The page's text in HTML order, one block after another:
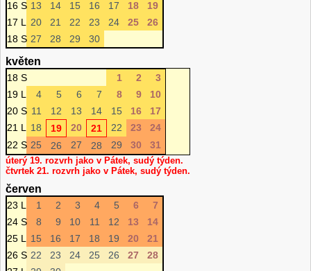
16 S 13 14 15 16 17 18
19
17 L
20 21 22 23 24 25
26
18 S 27 28 29 30
květen
18 S 1 2
3
19 L
4 5 6 7 8 9
10
20 S 11 12 13 14 15 16
17
21 L
18 19 20 21 22 23
24
22 S 25 26 27 28 29 30 31
úterý 19. rozvrh jako v Pátek, sudý týden.
čtvrtek 21. rozvrh jako v Pátek, sudý týden.
červen
23 L 1 2 3 4 5 6
7
24 S
8 9 10 11 12 13
14
25 L
15 16 17 18 19 20
21
26 S 22 23 24 25 26 27
28